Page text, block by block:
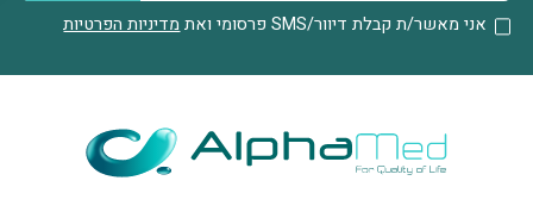
אני מאשר/ת קבלת דיוור/SMS
פרסומי ואת מדיניות הפרטיות